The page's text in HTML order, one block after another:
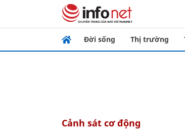
Đời sống Thị trường
Cảnh sát cơ động